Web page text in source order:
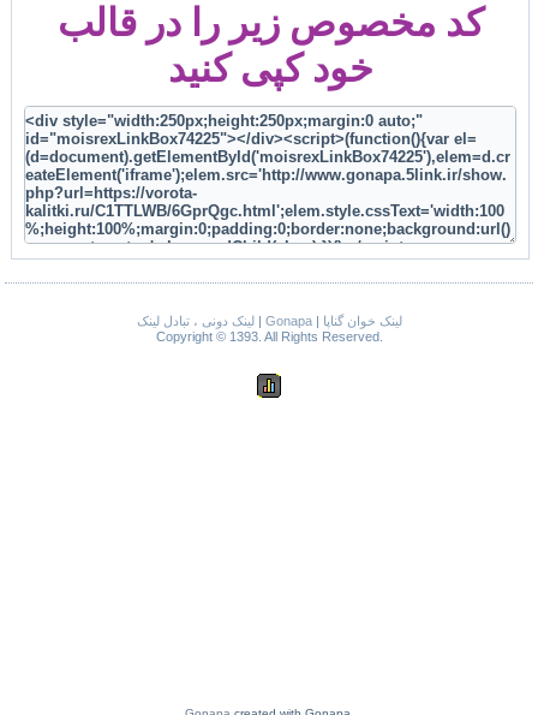
کد مخصوص زیر را در قالب
خود کپی کنید
لینک دونی ، تبادل لینک| Gonapa|
لینک خوان گناپا
Copyright © 1393. All Rights Reserved.